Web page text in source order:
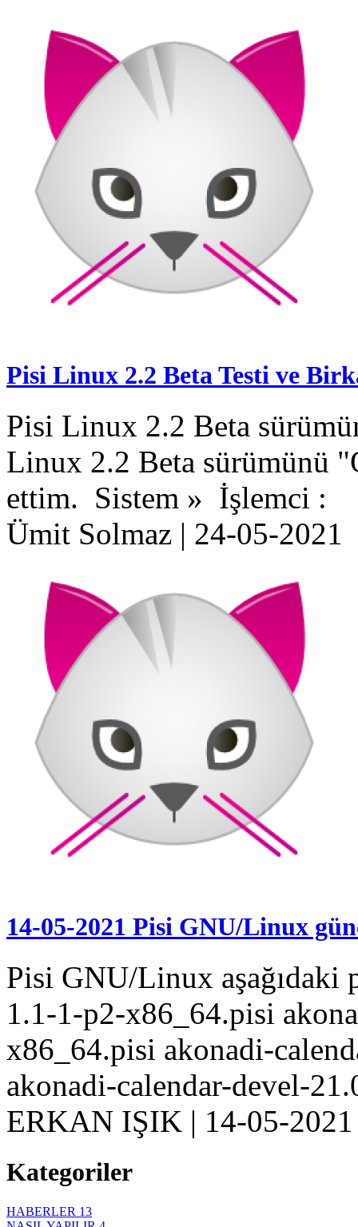
Pisi Linux 2.2 Beta Testi ve
Pisi Linux 2.2 Beta
Linux 2.2 Beta sürümünü
ettim. Sistem » İşlemci :
Ümit Solmaz | 24-05-2021
14-05-2021 Pisi GNU/Linux
Pisi GNU/Linux aşağıdaki
1.1-1-p2-x86_64.pisi
x86_64.pisi akonadi-
akonadi-calendar-devel-
ERKAN IŞIK | 14-05-2021
Kategoriler
HABERLER 13